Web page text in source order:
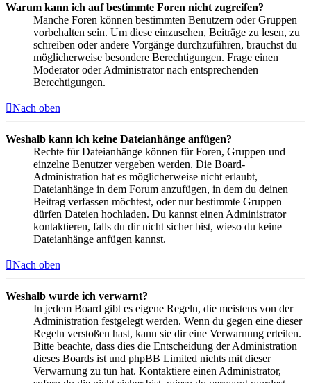
Warum kann ich auf bestimmte Foren nicht zugreifen?
Manche Foren können bestimmten Benutzern oder Gruppen
vorbehalten sein. Um diese einzusehen, Beiträge zu lesen, zu
schreiben oder andere Vorgänge durchzuführen, brauchst du
möglicherweise besondere Berechtigungen. Frage einen
Moderator oder Administrator nach entsprechenden
Berechtigungen.
Nach oben
Weshalb kann ich keine Dateianhänge anfügen?
Rechte für Dateianhänge können für Foren, Gruppen und
einzelne Benutzer vergeben werden. Die Board-
Administration hat es möglicherweise nicht erlaubt,
Dateianhänge in dem Forum anzufügen, in dem du deinen
Beitrag verfassen möchtest, oder nur bestimmte Gruppen
dürfen Dateien hochladen. Du kannst einen Administrator
kontaktieren, falls du dir nicht sicher bist, wieso du keine
Dateianhänge anfügen kannst.
Nach oben
Weshalb wurde ich verwarnt?
In jedem Board gibt es eigene Regeln, die meistens von der
Administration festgelegt werden. Wenn du gegen eine dieser
Regeln verstoßen hast, kann sie dir eine Verwarnung erteilen.
Bitte beachte, dass dies die Entscheidung der Administration
dieses Boards ist und phpBB Limited nichts mit dieser
Verwarnung zu tun hat. Kontaktiere einen Administrator,